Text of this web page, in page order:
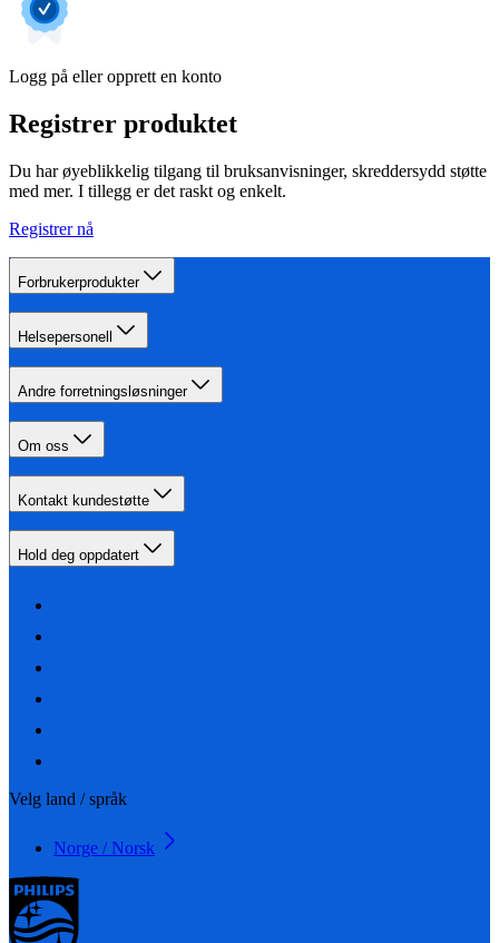
Logg på eller opprett en konto
Registrer produktet
Du har øyeblikkelig tilgang til bruksanvisninger, skreddersydd støtte
med mer. I tillegg er det raskt og enkelt.
Registrer nå
Forbrukerprodukter
Helsepersonell
Andre forretningsløsninger
Om oss
Kontakt kundestøtte
Hold deg oppdatert
Velg land / språk
Norge / Norsk